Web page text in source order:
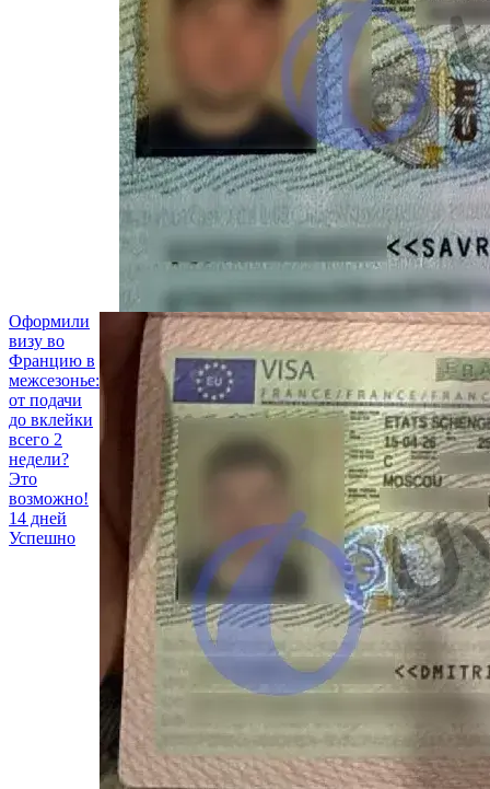
Оформили
визу во
Францию в
межсезонье:
от подачи
до вклейки
всего 2
недели?
Это
возможно!
14 дней
Успешно